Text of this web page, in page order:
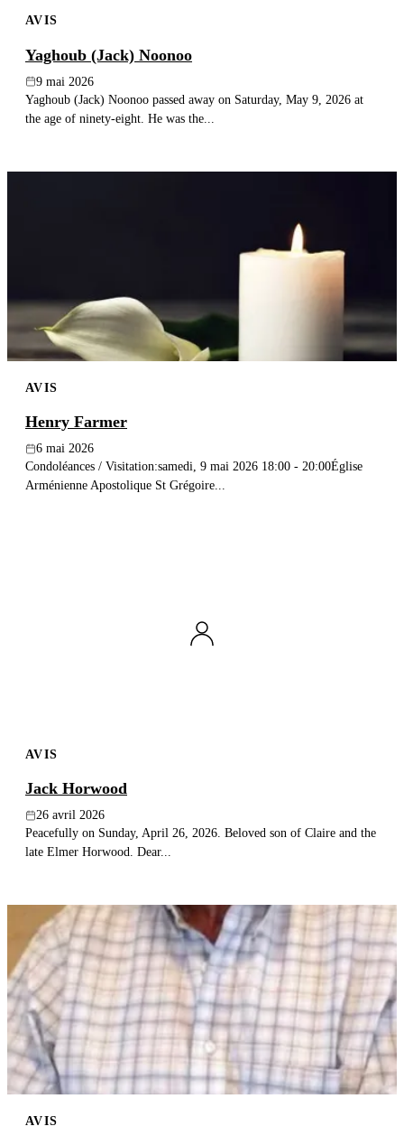
AVIS
Yaghoub (Jack) Noonoo
9 mai 2026
Yaghoub (Jack) Noonoo passed away on Saturday, May 9, 2026 at
the age of ninety-eight. He was the...
AVIS
Henry Farmer
6 mai 2026
Condoléances / Visitation:samedi, 9 mai 2026 18:00 - 20:00Église
Arménienne Apostolique St Grégoire...
AVIS
Jack Horwood
26 avril 2026
Peacefully on Sunday, April 26, 2026. Beloved son of Claire and the
late Elmer Horwood. Dear...
AVIS